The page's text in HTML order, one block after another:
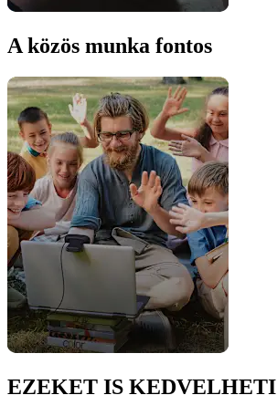
A közös munka fontos
EZEKET IS KEDVELHETI